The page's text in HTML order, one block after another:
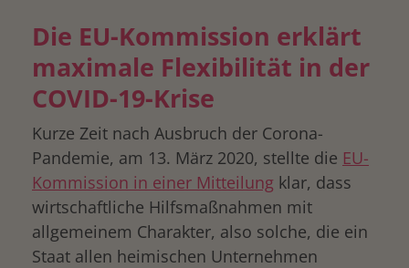
Die EU-Kommission erklärt
maximale Flexibilität in der
COVID-19-Krise
Kurze Zeit nach Ausbruch der Corona-
Pandemie, am 13. März 2020, stellte die EU-
Kommission in einer Mitteilung klar, dass
wirtschaftliche Hilfsmaßnahmen mit
allgemeinem Charakter, also solche, die ein
Staat allen heimischen Unternehmen